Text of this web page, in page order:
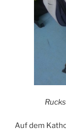
Auf dem